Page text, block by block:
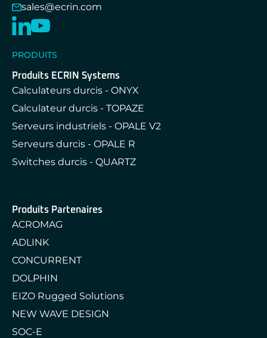
sales@ecrin.com
PRODUITS
Produits ECRIN Systems
Calculateurs durcis - ONYX
Calculateur durcis - TOPAZE
Serveurs industriels - OPALE V2
Serveurs durcis - OPALE R
Switches durcis - QUARTZ
Produits Partenaires
ACROMAG
ADLINK
CONCURRENT
DOLPHIN
EIZO Rugged Solutions
NEW WAVE DESIGN
SOC-E